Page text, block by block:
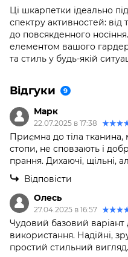
Ці шкарпетки ідеально
спектру активностей: від
до повсякденного
елементом вашого
та стиль у будь-якій
Відгуки 9
Марк
22.07.2025 в 17:38
Приємна до тіла тканина,
стопи, не сповзають і
прання. Дихаючі, щільні,
Відповісти
Олесь
27.04.2025 в 16:57
Чудовий базовий
використання. Надійні,
простий стильний вигляд.